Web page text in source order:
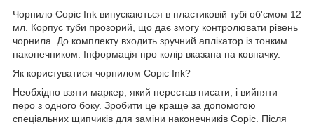
Чорнило Copic Ink випускаються в пластиковій тубі об'ємом 12
мл. Корпус туби прозорий, що дає змогу контролювати рівень
чорнила. До комплекту входить зручний аплікатор із тонким
наконечником. Інформація про колір вказана на ковпачку.
Як користуватися чорнилом Copic Ink?
Необхідно взяти маркер, який перестав писати, і вийняти
перо з одного боку. Зробити це краще за допомогою
спеціальних щипчиків для заміни наконечників Copic. Після